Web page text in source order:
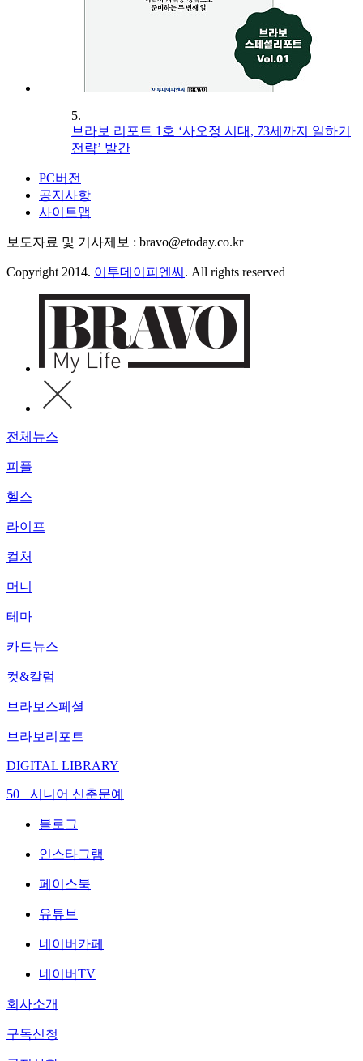
5.
브라보 리포트 1호 ‘사오정 시대, 73세까지 일하기
전략’ 발간
PC버전
공지사항
사이트맵
보도자료 및 기사제보 : bravo@etoday.co.kr
Copyright 2014. 이투데이피엔씨 . All rights reserved
전체뉴스
피플
헬스
라이프
컬처
머니
테마
카드뉴스
컷&칼럼
브라보스페셜
브라보리포트
DIGITAL LIBRARY
50+ 시니어 신춘문예
블로그
인스타그램
페이스북
유튜브
네이버카페
네이버TV
회사소개
구독신청